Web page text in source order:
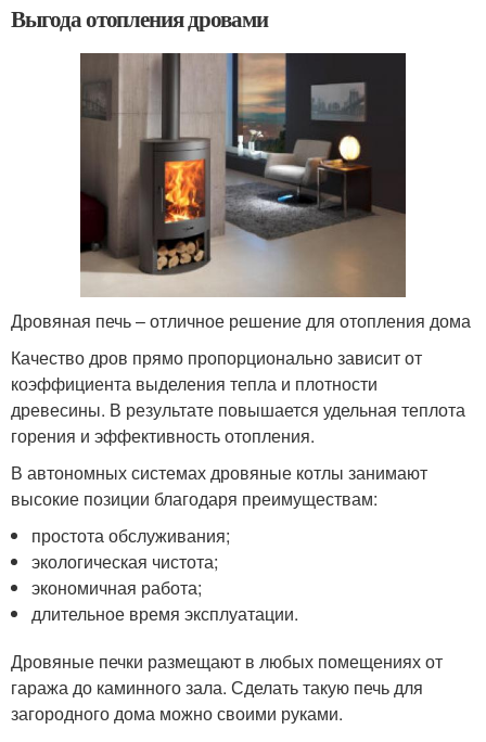
Выгода отопления дровами
Дровяная печь – отличное решение для отопления дома
Качество дров прямо пропорционально зависит от
коэффициента выделения тепла и плотности
древесины. В результате повышается удельная теплота
горения и эффективность отопления.
В автономных системах дровяные котлы занимают
высокие позиции благодаря преимуществам:
простота обслуживания;
экологическая чистота;
экономичная работа;
длительное время эксплуатации.
Дровяные печки размещают в любых помещениях от
гаража до каминного зала. Сделать такую печь для
загородного дома можно своими руками.